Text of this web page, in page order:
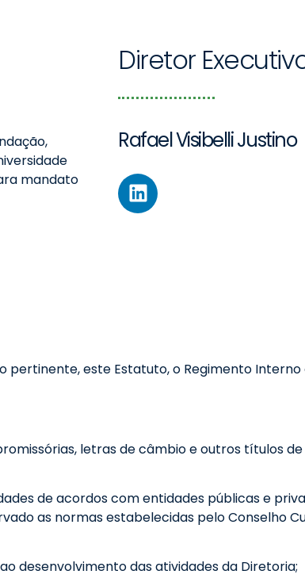
mandato
Diretor
Rafael Visibelli Justino
este Estatuto, o Regimento
letras de câmbio e outros títulos
de acordos com entidades públicas e
as normas estabelecidas pelo Conselho
desenvolvimento das atividades da Diretoria;